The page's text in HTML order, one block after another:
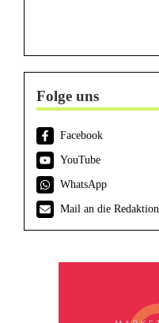
Folge uns
Facebook
YouTube
WhatsApp
Mail an die Redaktion